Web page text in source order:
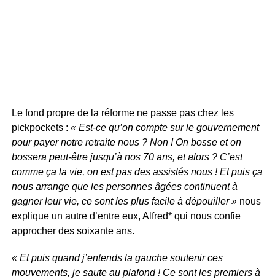
Le fond propre de la réforme ne passe pas chez les
pickpockets : « Est-ce qu’on compte sur le gouvernement
pour payer notre retraite nous ? Non ! On bosse et on
bossera peut-être jusqu’à nos 70 ans, et alors ? C’est
comme ça la vie, on est pas des assistés nous ! Et puis ça
nous arrange que les personnes âgées continuent à
gagner leur vie, ce sont les plus facile à dépouiller » nous
explique un autre d’entre eux, Alfred* qui nous confie
approcher des soixante ans.
« Et puis quand j’entends la gauche soutenir ces
mouvements, je saute au plafond ! Ce sont les premiers à